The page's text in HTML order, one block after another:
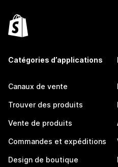
Catégories d’applications
Canaux de vente
Trouver des produits
Vente de produits
Commandes et expéditions
Design de boutique